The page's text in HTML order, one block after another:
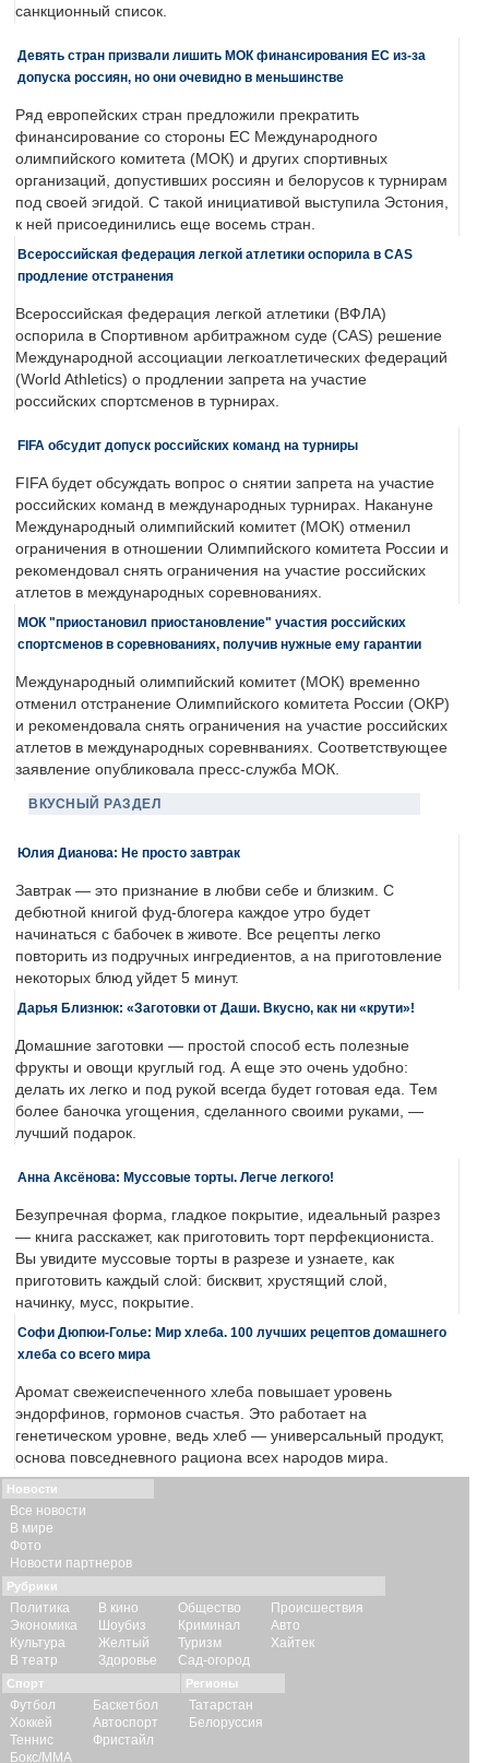
санкционный список.
Девять стран призвали лишить МОК финансирования ЕС из-за
допуска россиян, но они очевидно в меньшинстве
Ряд европейских стран предложили прекратить
финансирование со стороны ЕС Международного
олимпийского комитета (МОК) и других спортивных
организаций, допустивших россиян и белорусов к турнирам
под своей эгидой. С такой инициативой выступила Эстония,
к ней присоединились еще восемь стран.
Всероссийская федерация легкой атлетики оспорила в CAS
продление отстранения
Всероссийская федерация легкой атлетики (ВФЛА)
оспорила в Спортивном арбитражном суде (CAS) решение
Международной ассоциации легкоатлетических федераций
(World Athletics) о продлении запрета на участие
российских спортсменов в турнирах.
FIFA обсудит допуск российских команд на турниры
FIFA будет обсуждать вопрос о снятии запрета на участие
российских команд в международных турнирах. Накануне
Международный олимпийский комитет (МОК) отменил
ограничения в отношении Олимпийского комитета России и
рекомендовал снять ограничения на участие российских
атлетов в международных соревнованиях.
МОК "приостановил приостановление" участия российских
спортсменов в соревнованиях, получив нужные ему гарантии
Международный олимпийский комитет (МОК) временно
отменил отстранение Олимпийского комитета России (ОКР)
и рекомендовала снять ограничения на участие российских
атлетов в международных соревнваниях. Соответствующее
заявление опубликовала пресс-служба МОК.
ВКУСНЫЙ РАЗДЕЛ
Юлия Дианова: Не просто завтрак
Завтрак — это признание в любви себе и близким. С
дебютной книгой фуд-блогера каждое утро будет
начинаться с бабочек в животе. Все рецепты легко
повторить из подручных ингредиентов, а на приготовление
некоторых блюд уйдет 5 минут.
Дарья Близнюк: «Заготовки от Даши. Вкусно, как ни «крути»!
Домашние заготовки — простой способ есть полезные
фрукты и овощи круглый год. А еще это очень удобно:
делать их легко и под рукой всегда будет готовая еда. Тем
более баночка угощения, сделанного своими руками, —
лучший подарок.
Анна Аксёнова: Муссовые торты. Легче легкого!
Безупречная форма, гладкое покрытие, идеальный разрез
— книга расскажет, как приготовить торт перфекциониста.
Вы увидите муссовые торты в разрезе и узнаете, как
приготовить каждый слой: бисквит, хрустящий слой,
начинку, мусс, покрытие.
Софи Дюпюи-Голье: Мир хлеба. 100 лучших рецептов домашнего
хлеба со всего мира
Аромат свежеиспеченного хлеба повышает уровень
эндорфинов, гормонов счастья. Это работает на
генетическом уровне, ведь хлеб — универсальный продукт,
основа повседневного рациона всех народов мира.
Новости
Все новости
В мире
Фото
Новости партнеров
Рубрики
Политика
Экономика
Культура
В театр
В кино
Шоубиз
Желтый
Здоровье
Общество
Криминал
Туризм
Сад-огород
Происшествия
Авто
Хайтек
Спорт
Футбол
Хоккей
Теннис
Бокс/ММА
Баскетбол
Автоспорт
Фристайл
Регионы
Татарстан
Белоруссия